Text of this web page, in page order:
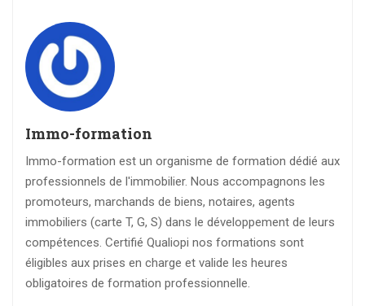
Immo-formation
Immo-formation est un organisme de formation dédié aux
professionnels de l'immobilier. Nous accompagnons les
promoteurs, marchands de biens, notaires, agents
immobiliers (carte T, G, S) dans le développement de leurs
compétences. Certifié Qualiopi nos formations sont
éligibles aux prises en charge et valide les heures
obligatoires de formation professionnelle.